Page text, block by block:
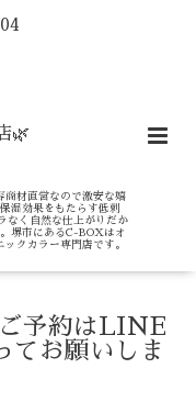
🌿
商材直営なので激安な嬉
湿効果をもたらす低刺
なく自然な仕上がりだか
堺市にあるC-BOXはオ
クカラー専門店です。
予約はLINE
てお願いしま